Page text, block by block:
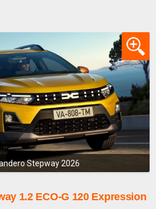
Stepway 2026
1.2 ECO-G 120 Expression